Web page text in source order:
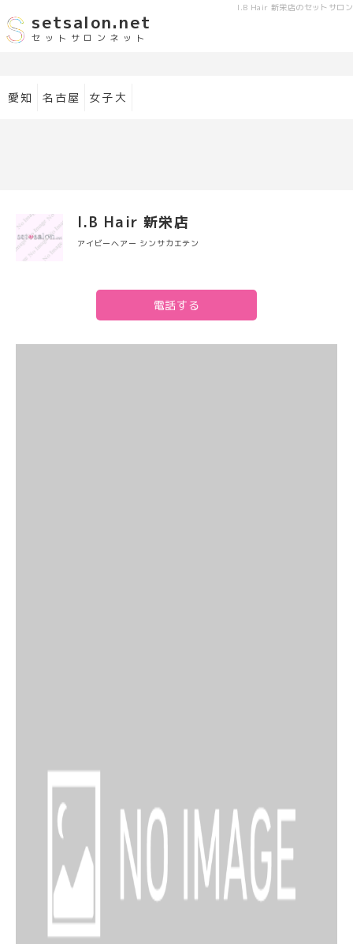
I.B Hair 新栄店のセットサロン
setsalon.net
セットサロンネット
愛知 名古屋 女子大
I.B Hair 新栄店
アイビーヘアー シンサカエテン
電話する